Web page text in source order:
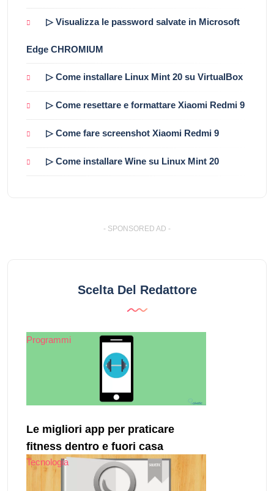
▷ Visualizza le password salvate in Microsoft
Edge CHROMIUM
▷ Come installare Linux Mint 20 su VirtualBox
▷ Come resettare e formattare Xiaomi Redmi 9
▷ Come fare screenshot Xiaomi Redmi 9
▷ Come installare Wine su Linux Mint 20
- SPONSORED AD -
Scelta Del Redattore
Programmi
Le migliori app per praticare
fitness dentro e fuori casa
Tecnologia